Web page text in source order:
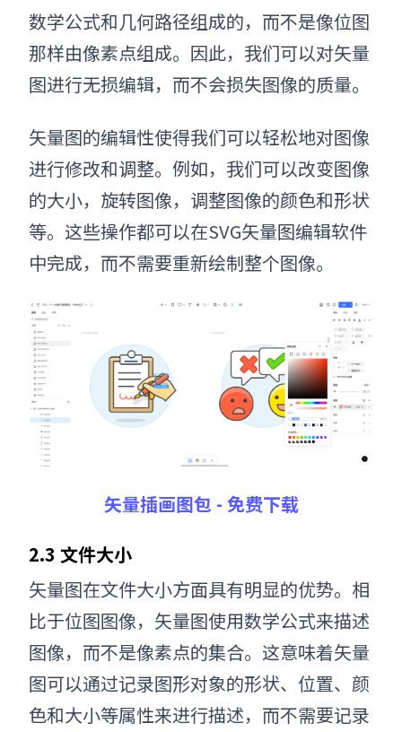
数学公式和几何路径组成的，而不是像位图
那样由像素点组成。因此，我们可以对矢量
图进行无损编辑，而不会损失图像的质量。
矢量图的编辑性使得我们可以轻松地对图像
进行修改和调整。例如，我们可以改变图像
的大小，旋转图像，调整图像的颜色和形状
等。这些操作都可以在SVG矢量图编辑软件
中完成，而不需要重新绘制整个图像。
矢量插画图包 - 免费下载
2.3 文件大小
矢量图在文件大小方面具有明显的优势。相
比于位图图像，矢量图使用数学公式来描述
图像，而不是像素点的集合。这意味着矢量
图可以通过记录图形对象的形状、位置、颜
色和大小等属性来进行描述，而不需要记录